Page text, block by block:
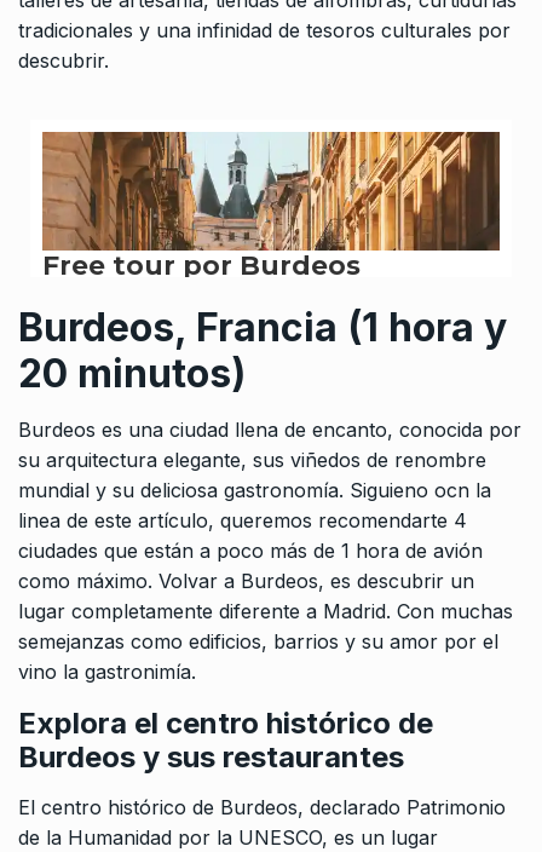
tradicionales y una infinidad de tesoros culturales por
descubrir.
Burdeos, Francia (1 hora y
20 minutos)
Burdeos es una ciudad llena de encanto, conocida por
su arquitectura elegante, sus viñedos de renombre
mundial y su deliciosa gastronomía. Siguieno ocn la
linea de este artículo, queremos recomendarte 4
ciudades que están a poco más de 1 hora de avión
como máximo. Volvar a Burdeos, es descubrir un
lugar completamente diferente a Madrid. Con muchas
semejanzas como edificios, barrios y su amor por el
vino la gastronimía.
Explora el centro histórico de
Burdeos y sus restaurantes
El centro histórico de Burdeos, declarado Patrimonio
de la Humanidad por la UNESCO, es un lugar